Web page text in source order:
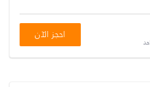
احجز الآن